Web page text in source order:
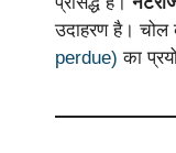
उदाहरण है। चोल
perdue) का